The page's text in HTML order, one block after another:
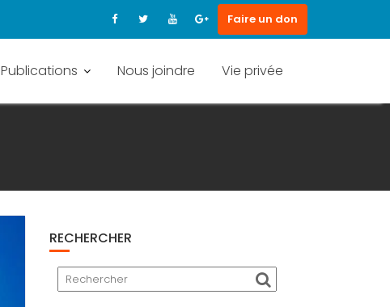
Faire un don
Publications Nous joindre Vie privée
RECHERCHER